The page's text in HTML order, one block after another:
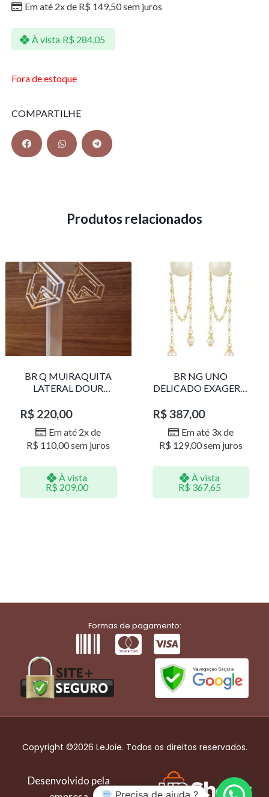
Em até 2x de R$ 149,50sem juros
À vista R$ 284,05
Fora de estoque
COMPARTILHE
Produtos relacionados
BR Q MUIRAQUITA
LATERAL DOUR
R$ 220,00
Em até 2x de
R$ 110,00sem juros
À vista
R$ 209,00
BR NG UNO
DELICADO EXAGERO
R$387,00
Em até 3x de
R$ 129,00sem juros
À vista
R$ 367,65
Formas de pagamento:
Copyright ©2026 LeJoie. Todos os direitos reservados.
Desenvolvido pela
Precisa de ajuda ?